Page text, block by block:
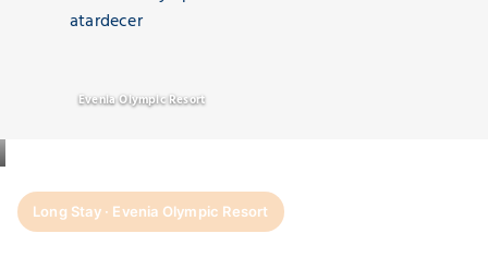
Evenia Olympic Resort
Long Stay · Evenia Olympic Resort